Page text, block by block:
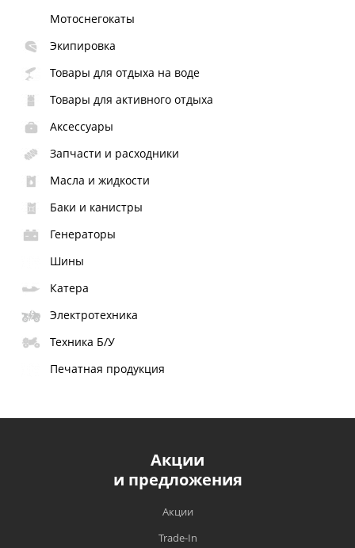
Мотоснегокаты
Экипировка
Товары для отдыха на воде
Товары для активного отдыха
Аксессуары
Запчасти и расходники
Масла и жидкости
Баки и канистры
Генераторы
Шины
Катера
Электротехника
Техника Б/У
Печатная продукция
Акции
и предложения
Акции
Trade-In